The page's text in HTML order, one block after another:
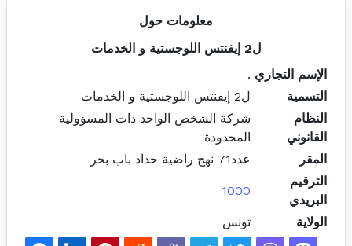
معلومات حول
ل2 إيفنتس اللوجستية و الخدمات
الإسم التجاري .
التسمية
ل2 إيفنتس اللوجستية و الخدمات
النظام
القانوني
شركة الشخص الواحد ذات المسؤولية
المحدودة
المقر
عدد71 نهج راضية حداد باب بحر
الترقيم
البريدي
1000
الولاية تونس